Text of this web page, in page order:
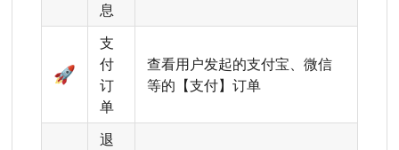
息
🚀
支
付
订
单
查看用户发起的支付宝、微信
等的【支付】订单
退